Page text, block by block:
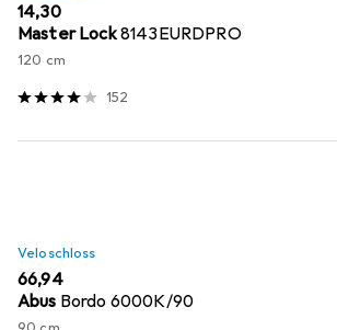
EUR
14,30
Master Lock8143EURDPRO
120 cm
152
Veloschloss
EUR
66,94
Abus Bordo 6000K/90